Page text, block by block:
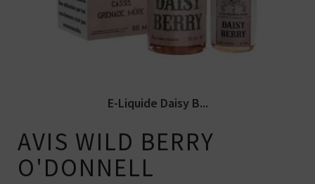
E-Liquide Daisy B...
AVIS WILD BERRY
O'DONNELL